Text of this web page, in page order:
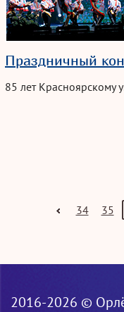
Праздничный
85 лет Красноярскому
34 35
2016-2026 ©